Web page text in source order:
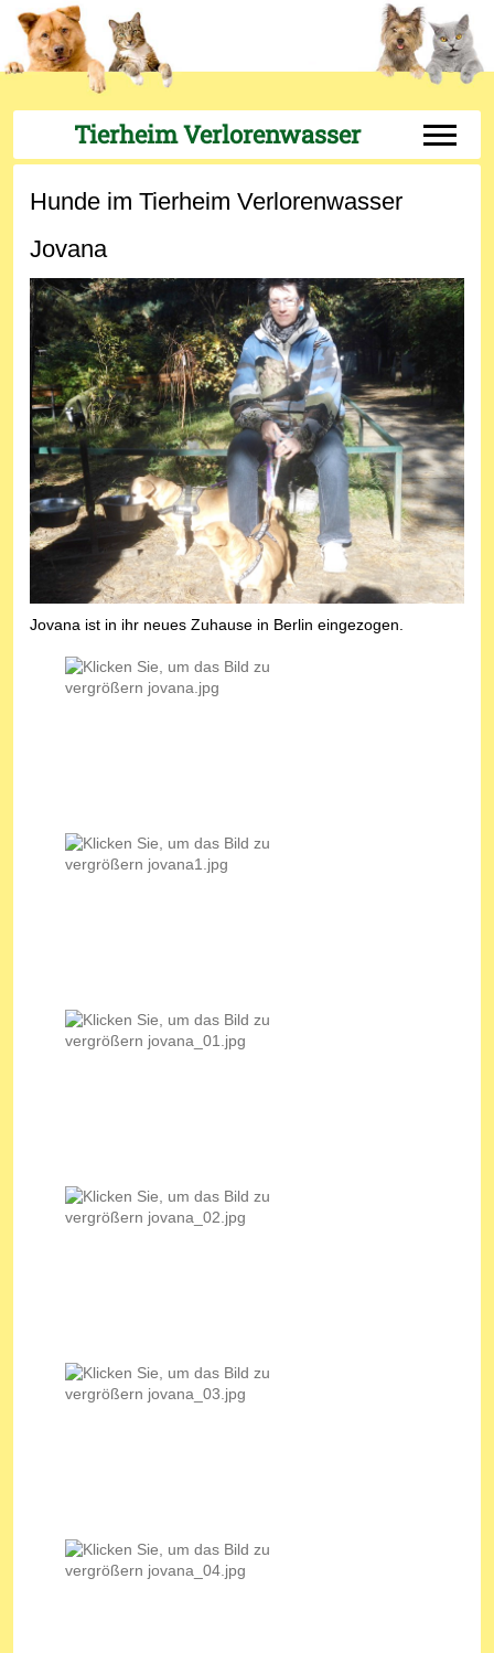
Tierheim Verlorenwasser Off-
Hunde im Tierheim Verlorenwasser
Jovana
Jovana ist in ihr neues Zuhause in Berlin eingezogen.